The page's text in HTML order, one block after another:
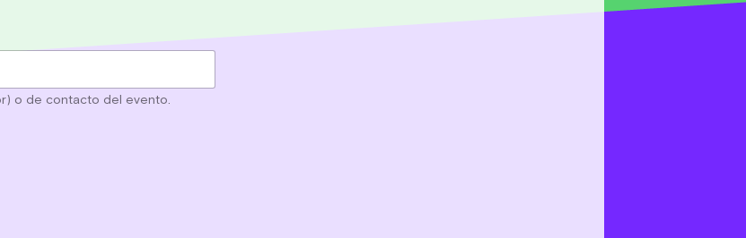
o de contacto del evento.